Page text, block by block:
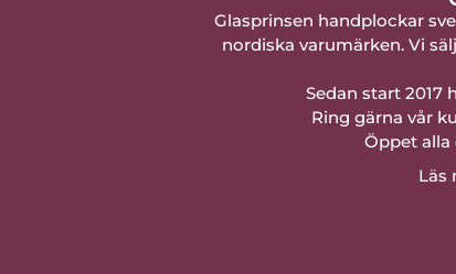
Glasprinsen handplockar
nordiska varumärken. Vi
Sedan start 2017
Ring gärna vår
Öppet alla
Läs